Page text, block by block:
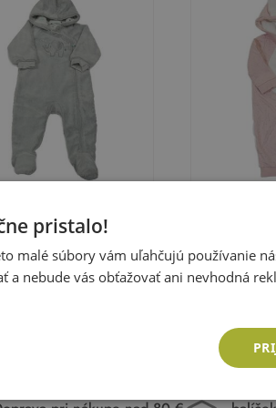
-tmavosivá plyšová
kombinéza so sloníkem
Liegelind
68
kombinéza
Veľkosť:68
pristalo!
malé súbory vám uľahčujú používanie
a nebude vás obťažovať ani nevhodná